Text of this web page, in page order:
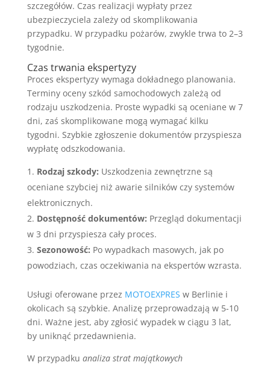
szczegółów. Czas realizacji wypłaty przez
ubezpieczyciela zależy od skomplikowania
przypadku. W przypadku pożarów, zwykle trwa to 2–3
tygodnie.
Czas trwania ekspertyzy
Proces ekspertyzy wymaga dokładnego planowania.
Terminy oceny szkód samochodowych zależą od
rodzaju uszkodzenia. Proste wypadki są oceniane w 7
dni, zaś skomplikowane mogą wymagać kilku
tygodni. Szybkie zgłoszenie dokumentów przyspiesza
wypłatę odszkodowania.
Rodzaj szkody: Uszkodzenia zewnętrzne są
oceniane szybciej niż awarie silników czy systemów
elektronicznych.
Dostępność dokumentów: Przegląd dokumentacji
w 3 dni przyspiesza cały proces.
Sezonowość: Po wypadkach masowych, jak po
powodziach, czas oczekiwania na ekspertów wzrasta.
Usługi oferowane przez MOTOEXPRES w Berlinie i
okolicach są szybkie. Analizę przeprowadzają w 5-10
dni. Ważne jest, aby zgłosić wypadek w ciągu 3 lat,
by uniknąć przedawnienia.
W przypadku analiza strat majątkowych